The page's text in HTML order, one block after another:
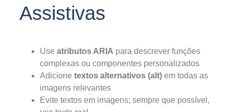
Assistivas
Use atributos ARIA para descrever funções
complexas ou componentes personalizados
Adicione textos alternativos (alt) em todas as
imagens relevantes
Evite textos em imagens; sempre que possível,